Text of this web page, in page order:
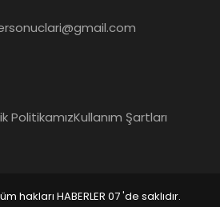
PolitikamızKullanım Şartları
hakları HABERLER 07 'de saklıdır.